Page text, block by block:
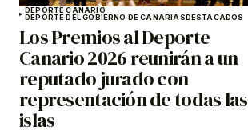
DEPORTE CANARIO
DEPORTE DEL GOBIERNO DE CANARIASDESTACADOS
Los Premios al Deporte
Canario 2026 reunirán a un
reputado jurado con
representación de todas las
islas